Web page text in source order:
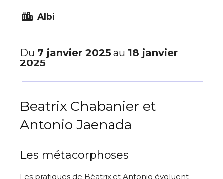
Albi
Du 7 janvier 2025 au 18 janvier
2025
Beatrix Chabanier et
Antonio Jaenada
Les métacorphoses
Les pratiques de Béatrix et Antonio évoluent